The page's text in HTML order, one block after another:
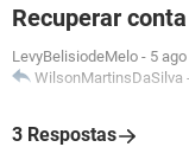
Recuperar
LevyBelisiodeMelo - 5
WilsonMartinsDaSilva
3 Respostas